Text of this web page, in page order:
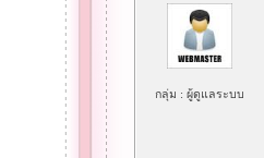
กลุ่ม : ผู้ดูแลระบบ